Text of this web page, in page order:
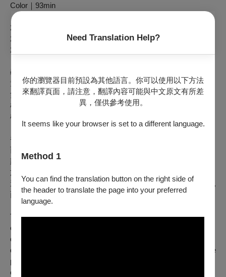
Need Translation Help?
你的瀏覽器目前預設為其他語言。你可以使用以下方法
來翻譯頁面，請注意，翻譯內容可能與中文原文有所差
異，僅供參考使用。
It seems like your browser is set to a different language.
Method 1
You can find the translation button on the right side of
the header to translate the page into your preferred
language.
Color｜93min
2023 香港電影節 Hong Kong IFF
2023 紐約亞洲影展 New York Asian FF
2023 東京影展 Tokyo IFF
嶄露頭角的張國榮、剛走紅的湯鎮業、初登銀幕的夏文汐和葉
童，兩男兩女敢愛敢恨，既有出身富裕，亦有草根階層，於虛
無、失序、慾望中，在城市開展現代遊牧生活，直到一名日本
極左翼激進組織「赤軍」叛徒意外現身，令眾人陷入殺戮危
機……。
香港新浪潮導演譚家明衝破道德禁忌之作，上映時因情慾情節
而轟動一時，劇本集結多位華語編劇名將之力，以尼采思想刻
劃1980年代躁動青春與慾望解放，呼應1950年代日本「太陽
族」的狂放遺風，成就雋永﹑迷人不羈的異色經典。於面世41
週年之際，導演重新剪輯，以更臻完美的4K修復版本與觀眾見
面。
Two young couples, spanning the divide between the wealthy
elite and the working class, lead a nomadic urban existence
defined by ennui, anomie, and hedonistic pursuits. Caught in a
drift of desire, the sudden appearance of a Red Army renegade
plunges their world into a violent crisis. Crafted by a collective
of legendary screenwriters, the film invokes Nietzschean